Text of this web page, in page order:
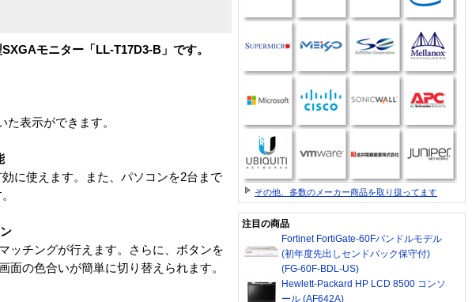
モニター「LL-T17D3-B」です。
表示ができます。
に使えます。また、パソコンを2台まで
ッチングが行えます。さらに、ボタンを
の色合いが簡単に切り替えられます。
その他、多数のメーカー商品を取り扱ってます
注目の商品
Fortinet FortiGate-60Fバンドルモデル
(初年度先出しセンドバック保守付)
(FG-60F-BDL-US)
Hewlett-Packard HP LCD 8500 コンソ
ール (AF642A)